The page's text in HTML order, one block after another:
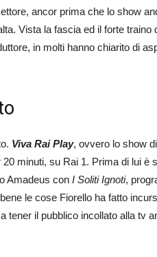
ancor prima che lo show
Vista la fascia ed il forte traino
in molti hanno chiarito di
Viva Rai Play, ovvero lo show
minuti, su Rai 1. Prima di lui è
Amadeus con I Soliti Ignoti,
le cose Fiorello ha fatto
tener il pubblico incollato alla tv